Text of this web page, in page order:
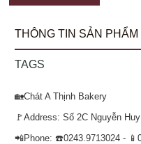
THÔNG TIN SẢN PHẨM
TAGS
🏡Chát A Thịnh Bakery
🚩Address: Số 2C Nguyễn
📲Phone: ☎️0243.9713024 -